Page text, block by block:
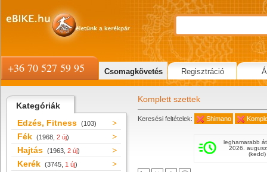
Kategóriák
Edzés, Fitness (103)
Fék (1968, 2 új)
Hajtás (1963, 2 új)
Kerék (3745, 1 új)
Komplett szettek
Keresési feltételek: Shimano
leghamarabb
2026.
(kedd)
+36 70 527 59 95 Csomagkövetés Regisztráció